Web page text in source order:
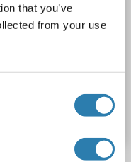
that you’ve
from your use